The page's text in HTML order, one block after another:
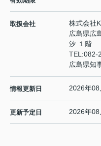
取扱会社
株式会社
広島県広
汐 １階
TEL:082-
広島県知
情報更新日 2026年08
更新予定日 2026年08